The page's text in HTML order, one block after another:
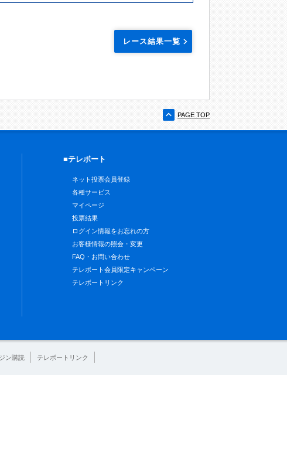
レース結果一覧
PAGE TOP
■テレボート
ネット投票会員登録
各種サービス
マイページ
投票結果
ログイン情報をお忘れの方
お客様情報の照会・変更
FAQ・お問い合わせ
テレボート会員限定キャンペーン
テレボートリンク
ン購読 テレボートリンク